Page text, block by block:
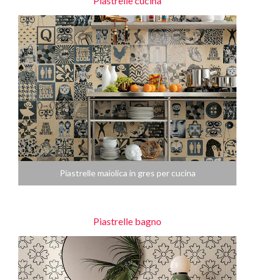
Piastrelle maiolica in gres per cucina
Piastrelle bagno